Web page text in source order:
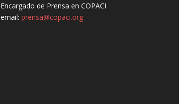
Encargado de Prensa en COPACI
email:prensa@copaci.org